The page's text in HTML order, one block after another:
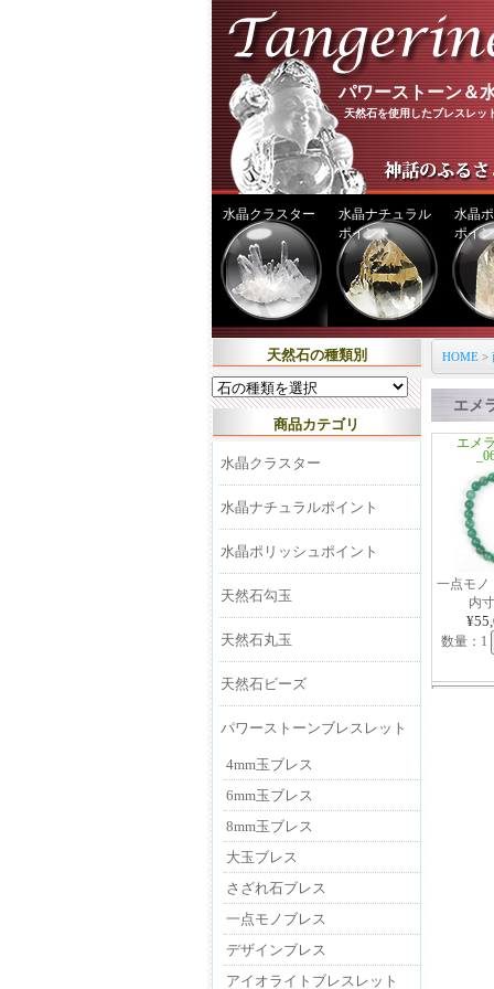
パワーストーン＆
天然石を使用したブレスレッ
水晶クラスター
水晶ナチュラル
ポイント
水晶
ポイ
HOME >
エメ
エメ
一点モ
内
数量：1
天然石の種類別
商品カテゴリ
水晶クラスター
水晶ナチュラルポイント
水晶ポリッシュポイント
天然石勾玉
天然石丸玉
天然石ビーズ
パワーストーンブレスレット
4mm玉ブレス
6mm玉ブレス
8mm玉ブレス
大玉ブレス
さざれ石ブレス
一点モノブレス
デザインブレス
アイオライトブレスレット